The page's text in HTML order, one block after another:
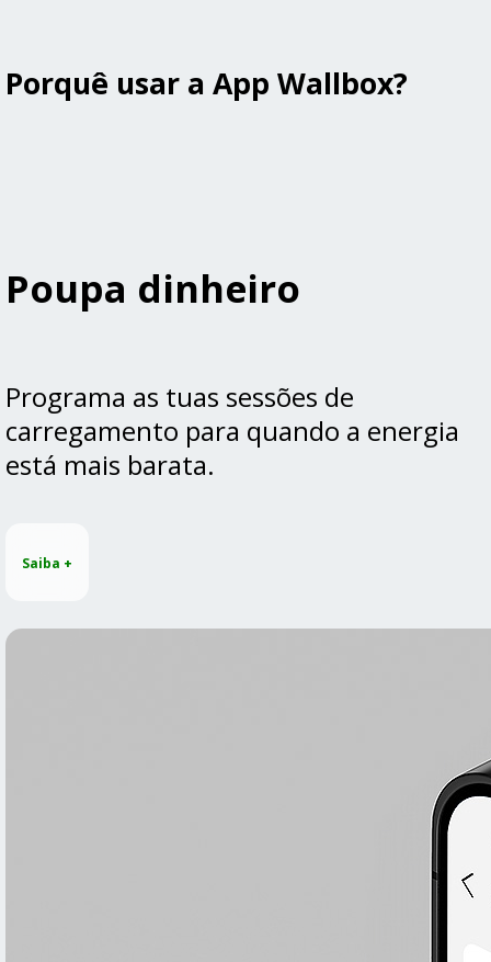
Porquê usar a App Wallbox?
Poupa dinheiro
Programa as tuas sessões de
carregamento para quando a energia
está mais barata.
Saiba +